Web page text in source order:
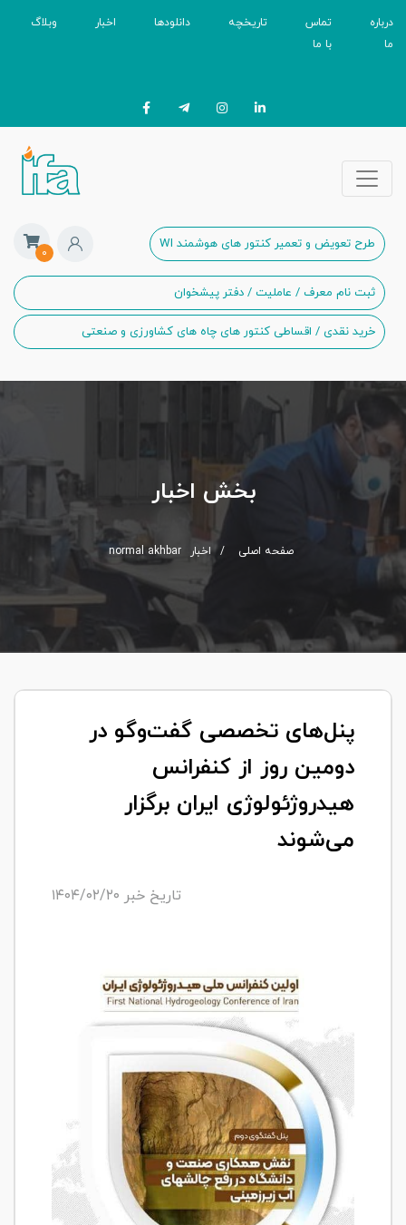
درباره
ما
تماس
با ما
تاریخچه دانلودها اخبار وبلاگ
۰
طرح تعویض و تعمیر کنتور های هوشمند WI
ثبت نام معرف / عاملیت / دفتر پیشخوان
خرید نقدی / اقساطی کنتور های چاه های کشاورزی و صنعتی
بخش اخبار
صفحه اصلی / اخبار normal akhbar
پنل‌های تخصصی گفت‌وگو در
دومین روز از کنفرانس
هیدروژئولوژی ایران برگزار
می‌شوند
تاریخ خبر ۱۴۰۴/۰۲/۲۰